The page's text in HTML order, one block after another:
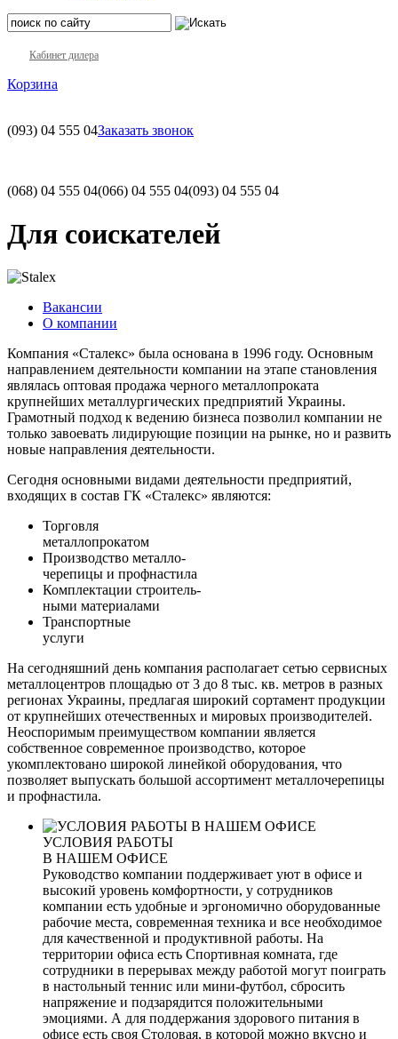
Кабинет дилера
Корзина
(093) 04 555 04Заказать звонок
(068) 04 555 04(066) 04 555 04(093) 04 555 04
Для соискателей
Вакансии
О компании
Компания «Сталекс» была основана в 1996 году. Основным
направлением деятельности компании на этапе становления
являлась оптовая продажа черного металлопроката
крупнейших металлургических предприятий Украины.
Грамотный подход к ведению бизнеса позволил компании не
только завоевать лидирующие позиции на рынке, но и развить
новые направления деятельности.
Сегодня основными видами деятельности предприятий,
входящих в состав ГК «Сталекс» являются:
Торговля
металлопрокатом
Производство металло-
черепицы и профнастила
Комплектации строитель-
ными материалами
Транспортные
услуги
На сегодняшний день компания располагает сетью сервисных
металлоцентров площадью от 3 до 8 тыс. кв. метров в разных
регионах Украины, предлагая широкий сортамент продукции
от крупнейших отечественных и мировых производителей.
Неоспоримым преимуществом компании является
собственное современное производство, которое
укомплектовано широкой линейкой оборудования, что
позволяет выпускать большой ассортимент металлочерепицы
и профнастила.
УСЛОВИЯ РАБОТЫ
В НАШЕМ ОФИСЕ
Руководство компании поддерживает уют в офисе и
высокий уровень комфортности, у сотрудников
компании есть удобные и эргономично оборудованные
рабочие места, современная техника и все необходимое
для качественной и продуктивной работы. На
территории офиса есть Спортивная комната, где
сотрудники в перерывах между работой могут поиграть
в настольный теннис или мини-футбол, сбросить
напряжение и подзарядится положительными
эмоциями. А для поддержания здорового питания в
офисе есть своя Столовая, в которой можно вкусно и